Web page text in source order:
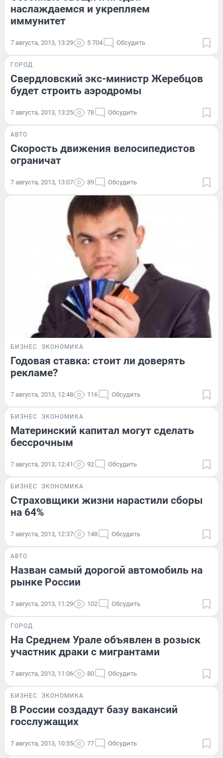
наслаждаемся и укрепляем
иммунитет
7 августа, 2013, 13:29 5 704 Обсудить
ГОРОД
Свердловский экс-министр Жеребцов
будет строить аэродромы
7 августа, 2013, 13:25 78 Обсудить
АВТО
Скорость движения велосипедистов
ограничат
7 августа, 2013, 13:07 89 Обсудить
БИЗНЕС ЭКОНОМИКА
Годовая ставка: стоит ли доверять
рекламе?
7 августа, 2013, 12:48 116 Обсудить
БИЗНЕС ЭКОНОМИКА
Материнский капитал могут сделать
бессрочным
7 августа, 2013, 12:41 92 Обсудить
БИЗНЕС ЭКОНОМИКА
Страховщики жизни нарастили сборы
на 64%
7 августа, 2013, 12:37 148 Обсудить
АВТО
Назван самый дорогой автомобиль на
рынке России
7 августа, 2013, 11:29 102 Обсудить
ГОРОД
На Среднем Урале объявлен в розыск
участник драки с мигрантами
7 августа, 2013, 11:06 80 Обсудить
БИЗНЕС ЭКОНОМИКА
В России создадут базу вакансий
госслужащих
7 августа, 2013, 10:55 77 Обсудить